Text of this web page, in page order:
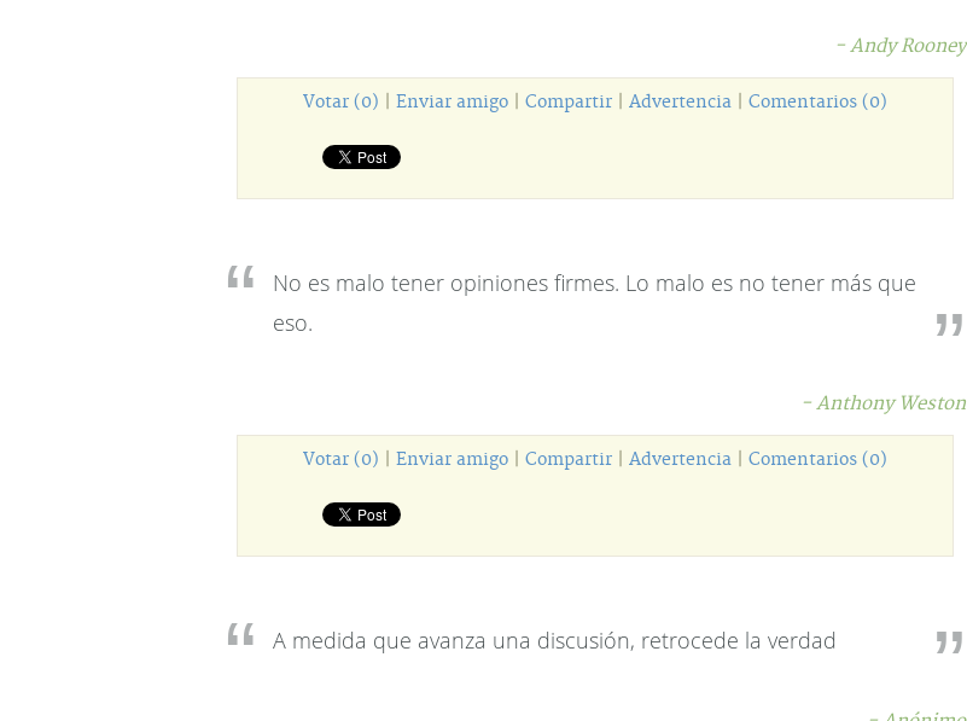
- Andy Rooney
Votar (0) Enviar amigo Compartir Advertencia Comentarios (0)
No es malo tener opiniones firmes. Lo malo es no tener más que
eso.
- Anthony Weston
Votar (0) Enviar amigo Compartir Advertencia Comentarios (0)
A medida que avanza una discusión, retrocede la verdad